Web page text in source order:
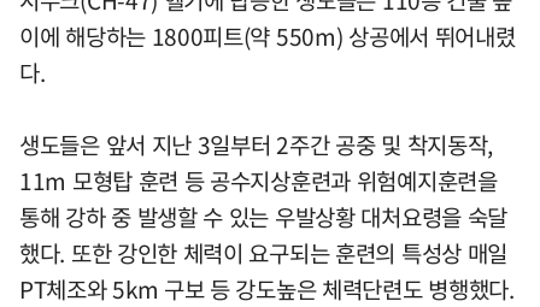
이에 해당하는 1800피트(약 550m) 상공에서 뛰어내렸
다.
생도들은 앞서 지난 3일부터 2주간 공중 및 착지동작,
11m 모형탑 훈련 등 공수지상훈련과 위험예지훈련을
통해 강하 중 발생할 수 있는 우발상황 대처요령을 숙달
했다. 또한 강인한 체력이 요구되는 훈련의 특성상 매일
PT체조와 5km 구보 등 강도높은 체력단련도 병행했다.